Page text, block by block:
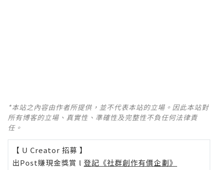
*本站之內容由作者所提供，並不代表本站的立場。因此本站對
所有博客的立場、真實性、準確性及完整性不負任何法律責
任。
【 U Creator 招募 】
出Post賺現金獎賞 l 登記《社群創作有價企劃》